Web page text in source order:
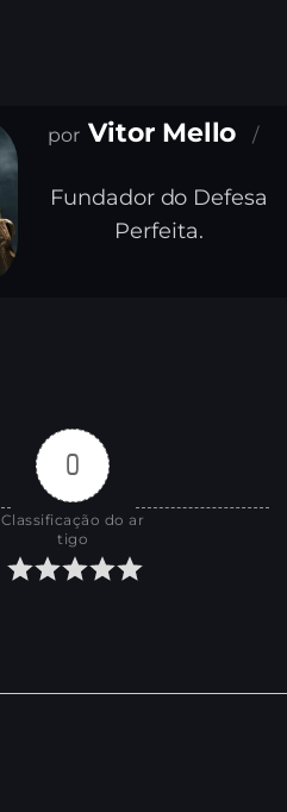
Vitor Mello
Fundador do Defesa
Perfeita.
0
Classificação do ar
tigo